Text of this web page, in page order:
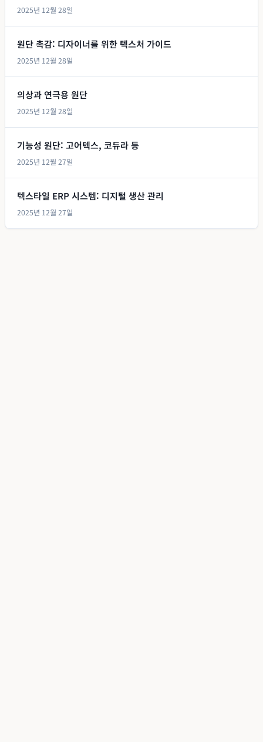
2025년 12월 28일
원단 촉감: 디자이너를 위한 텍스처 가이드
2025년 12월 28일
의상과 연극용 원단
2025년 12월 28일
기능성 원단: 고어텍스, 코듀라 등
2025년 12월 27일
텍스타일 ERP 시스템: 디지털 생산 관리
2025년 12월 27일